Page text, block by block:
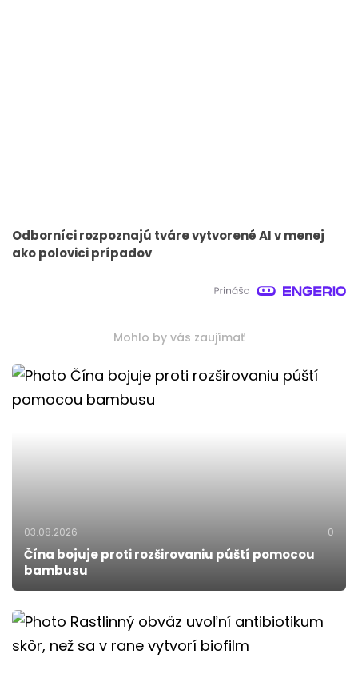
Odborníci rozpoznajú tváre vytvorené AI v menej
ako polovici prípadov
Mohlo by vás zaujímať
03.08.2026 0
Čína bojuje proti rozširovaniu púští pomocou
bambusu